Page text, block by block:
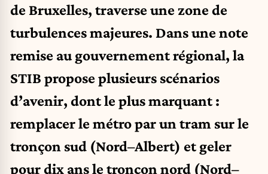
de Bruxelles, traverse une zone de
turbulences majeures. Dans une note
remise au gouvernement régional, la
STIB propose plusieurs scénarios
d’avenir, dont le plus marquant :
remplacer le métro par un tram sur le
tronçon sud (Nord–Albert) et geler
pour dix ans le tronçon nord (Nord–